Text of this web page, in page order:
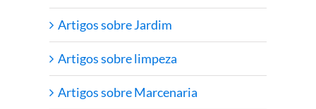
Artigos sobre Jardim
Artigos sobre limpeza
Artigos sobre Marcenaria